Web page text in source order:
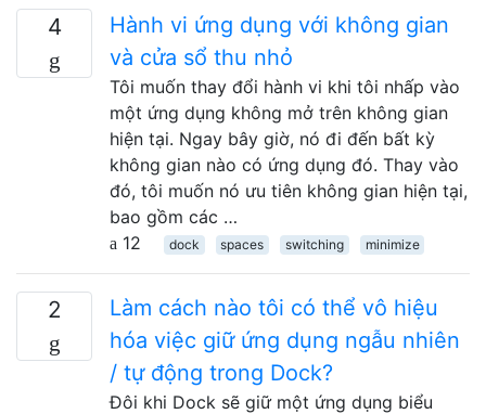
4
Hành vi ứng dụng với không gian
và cửa sổ thu nhỏ
Tôi muốn thay đổi hành vi khi tôi nhấp vào
một ứng dụng không mở trên không gian
hiện tại. Ngay bây giờ, nó đi đến bất kỳ
không gian nào có ứng dụng đó. Thay vào
đó, tôi muốn nó ưu tiên không gian hiện tại,
bao gồm các …
12
dock spaces switching minimize
2
Làm cách nào tôi có thể vô hiệu
hóa việc giữ ứng dụng ngẫu nhiên
/ tự động trong Dock?
Đôi khi Dock sẽ giữ một ứng dụng biểu